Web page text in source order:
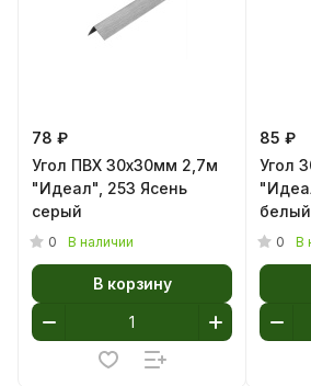
78 ₽
Угол ПВХ 30х30мм 2,7м
"Идеал", 253 Ясень
серый
0 В наличии
В корзину
85 ₽
Угол
0 В